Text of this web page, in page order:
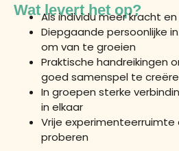
Wat levert het op?
Als individu meer kracht
Diepgaande persoonlijke
om van te groeien
Praktische handreikingen
goed samenspel te
In groepen sterke
in elkaar
Vrije
proberen